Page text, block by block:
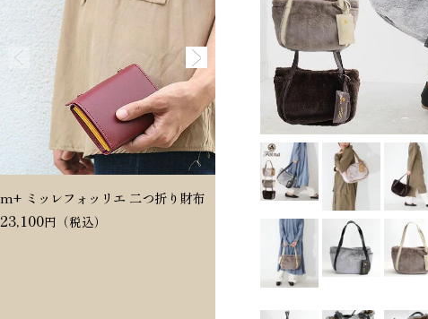
m+ ミッレフォッリエ 二つ折り財布
23,100
Dakota ヴィタミーナ 二つ折り財布